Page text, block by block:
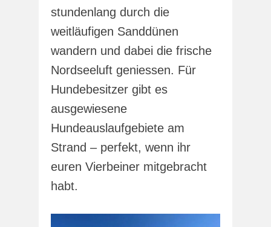
stundenlang durch die
weitläufigen Sanddünen
wandern und dabei die frische
Nordseeluft geniessen. Für
Hundebesitzer gibt es
ausgewiesene
Hundeauslaufgebiete am
Strand – perfekt, wenn ihr
euren Vierbeiner mitgebracht
habt.